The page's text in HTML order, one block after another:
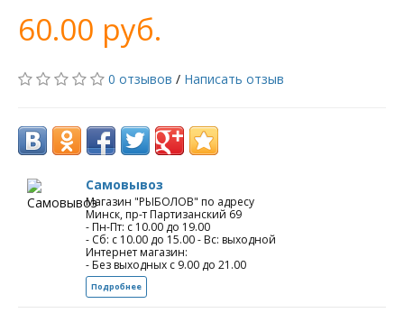
60.00 руб.
0 отзывов / Написать отзыв
Самовывоз
Магазин "РЫБОЛОВ" по адресу
Минск, пр-т Партизанский 69
- Пн-Пт: с 10.00 до 19.00
- Сб: с 10.00 до 15.00 - Вс: выходной
Интернет магазин:
- Без выходных с 9.00 до 21.00
Подробнее